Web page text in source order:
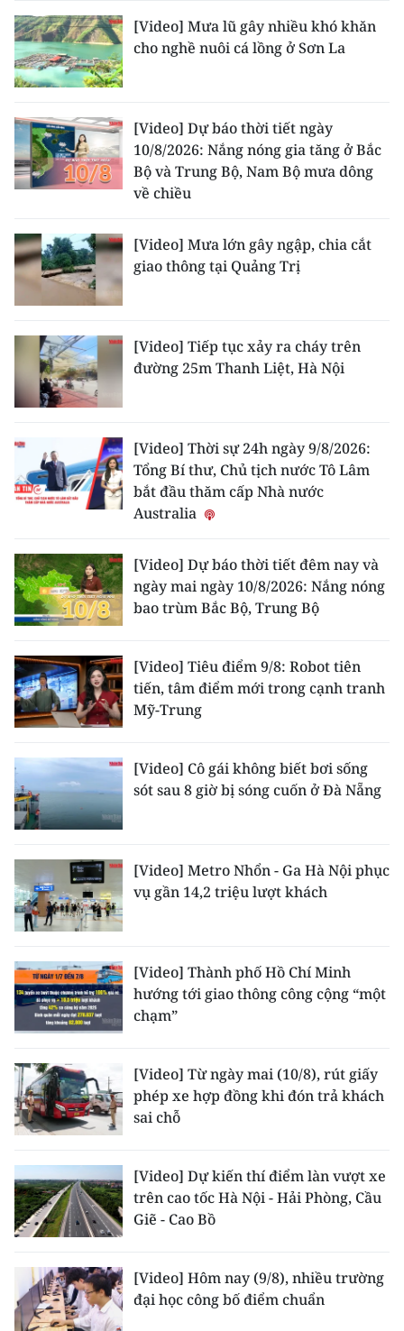
[Video] Mưa lũ gây nhiều khó khăn
cho nghề nuôi cá lồng ở Sơn La
[Video] Dự báo thời tiết ngày
10/8/2026: Nắng nóng gia tăng ở Bắc
Bộ và Trung Bộ, Nam Bộ mưa dông
về chiều
[Video] Mưa lớn gây ngập, chia cắt
giao thông tại Quảng Trị
[Video] Tiếp tục xảy ra cháy trên
đường 25m Thanh Liệt, Hà Nội
[Video] Thời sự 24h ngày 9/8/2026:
Tổng Bí thư, Chủ tịch nước Tô Lâm
bắt đầu thăm cấp Nhà nước
Australia
[Video] Dự báo thời tiết đêm nay và
ngày mai ngày 10/8/2026: Nắng nóng
bao trùm Bắc Bộ, Trung Bộ
[Video] Tiêu điểm 9/8: Robot tiên
tiến, tâm điểm mới trong cạnh tranh
Mỹ-Trung
[Video] Cô gái không biết bơi sống
sót sau 8 giờ bị sóng cuốn ở Đà Nẵng
[Video] Metro Nhổn - Ga Hà Nội phục
vụ gần 14,2 triệu lượt khách
[Video] Thành phố Hồ Chí Minh
hướng tới giao thông công cộng “một
chạm”
[Video] Từ ngày mai (10/8), rút giấy
phép xe hợp đồng khi đón trả khách
sai chỗ
[Video] Dự kiến thí điểm làn vượt xe
trên cao tốc Hà Nội - Hải Phòng, Cầu
Giẽ - Cao Bồ
[Video] Hôm nay (9/8), nhiều trường
đại học công bố điểm chuẩn